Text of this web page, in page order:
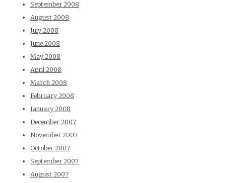
September 2008
August 2008
July 2008
June 2008
May 2008
April 2008
March 2008
February 2008
January 2008
December 2007
November 2007
October 2007
September 2007
August 2007